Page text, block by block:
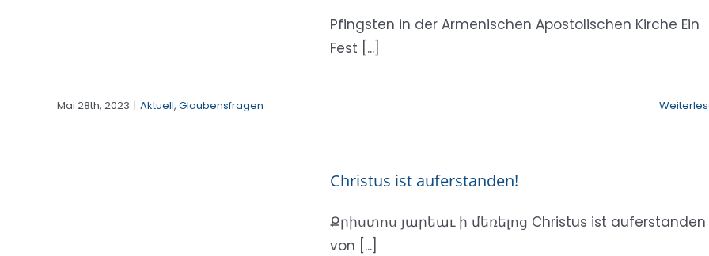
Pfingsten in der Armenischen Apostolischen Kirche Ein
Fest [...]
Mai 28th, 2023 | Aktuell, Glaubensfragen
Christus ist auferstanden!
Քրիստոս յարեաւ ի մեռելոց Christus ist auferstanden
von [...]